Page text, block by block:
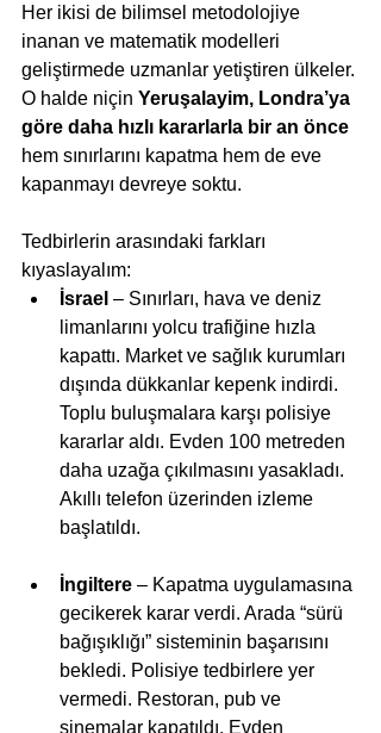
Her ikisi de bilimsel metodolojiye
inanan ve matematik modelleri
geliştirmede uzmanlar yetiştiren ülkeler.
O halde niçin Yeruşalayim, Londra’ya
göre daha hızlı kararlarla bir an önce
hem sınırlarını kapatma hem de eve
kapanmayı devreye soktu.
Tedbirlerin arasındaki farkları
kıyaslayalım:
İsrael – Sınırları, hava ve deniz
limanlarını yolcu trafiğine hızla
kapattı. Market ve sağlık kurumları
dışında dükkanlar kepenk indirdi.
Toplu buluşmalara karşı polisiye
kararlar aldı. Evden 100 metreden
daha uzağa çıkılmasını yasakladı.
Akıllı telefon üzerinden izleme
başlatıldı.
İngiltere – Kapatma uygulamasına
gecikerek karar verdi. Arada “sürü
bağışıklığı” sisteminin başarısını
bekledi. Polisiye tedbirlere yer
vermedi. Restoran, pub ve
sinemalar kapatıldı. Evden